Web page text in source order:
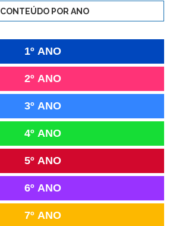
CONTEÚDO POR ANO
1º ANO
2º ANO
3º ANO
4º ANO
5º ANO
6º ANO
7º ANO